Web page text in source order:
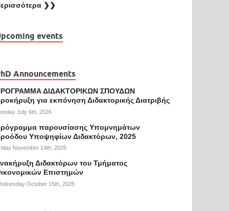
❯❯
events
Announcements
ΔΙΔΑΚΤΟΡΙΚΩΝ ΣΠΟΥΔΩΝ
για εκπόνηση Διδακτορικής Διατριβής
July 6th, 2026
παρουσίασης Υπομνημάτων
Υποψηφίων Διδακτόρων, 2025
November 14th, 2025
Διδακτόρων του Τμήματος
Επιστημών
October 15th, 2025